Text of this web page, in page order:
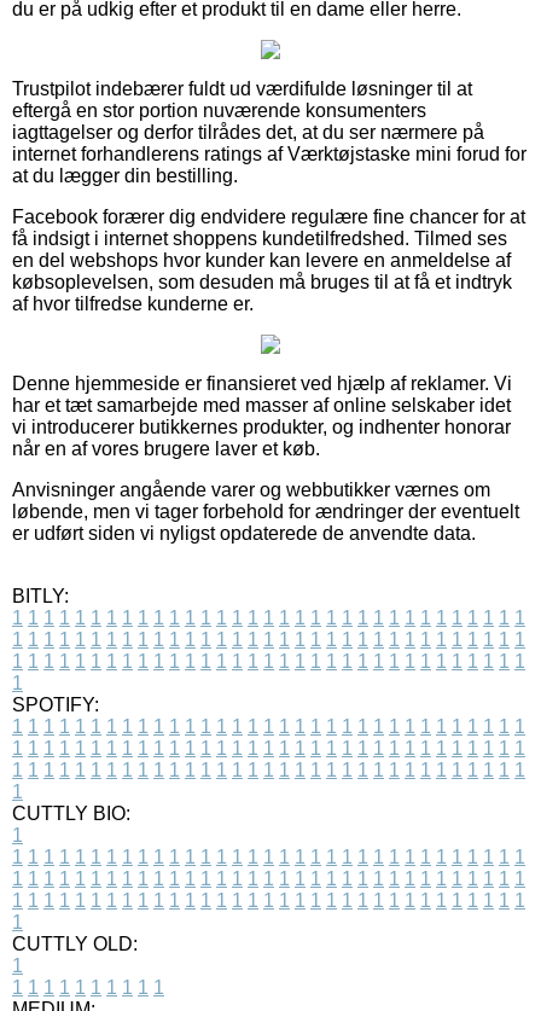
du er på udkig efter et produkt til en dame eller herre.
Trustpilot indebærer fuldt ud værdifulde løsninger til at
eftergå en stor portion nuværende konsumenters
iagttagelser og derfor tilrådes det, at du ser nærmere på
internet forhandlerens ratings af Værktøjstaske mini forud for
at du lægger din bestilling.
Facebook forærer dig endvidere regulære fine chancer for at
få indsigt i internet shoppens kundetilfredshed. Tilmed ses
en del webshops hvor kunder kan levere en anmeldelse af
købsoplevelsen, som desuden må bruges til at få et indtryk
af hvor tilfredse kunderne er.
Denne hjemmeside er finansieret ved hjælp af reklamer. Vi
har et tæt samarbejde med masser af online selskaber idet
vi introducerer butikkernes produkter, og indhenter honorar
når en af vores brugere laver et køb.
Anvisninger angående varer og webbutikker værnes om
løbende, men vi tager forbehold for ændringer der eventuelt
er udført siden vi nyligst opdaterede de anvendte data.
BITLY:
1 1 1 1 1 1 1 1 1 1 1 1 1 1 1 1 1 1 1 1 1 1 1 1 1 1 1 1 1 1 1 1 1
1 1 1 1 1 1 1 1 1 1 1 1 1 1 1 1 1 1 1 1 1 1 1 1 1 1 1 1 1 1 1 1 1
1 1 1 1 1 1 1 1 1 1 1 1 1 1 1 1 1 1 1 1 1 1 1 1 1 1 1 1 1 1 1 1 1
1
SPOTIFY:
1 1 1 1 1 1 1 1 1 1 1 1 1 1 1 1 1 1 1 1 1 1 1 1 1 1 1 1 1 1 1 1 1
1 1 1 1 1 1 1 1 1 1 1 1 1 1 1 1 1 1 1 1 1 1 1 1 1 1 1 1 1 1 1 1 1
1 1 1 1 1 1 1 1 1 1 1 1 1 1 1 1 1 1 1 1 1 1 1 1 1 1 1 1 1 1 1 1 1
1
CUTTLY BIO:
1
1 1 1 1 1 1 1 1 1 1 1 1 1 1 1 1 1 1 1 1 1 1 1 1 1 1 1 1 1 1 1 1 1
1 1 1 1 1 1 1 1 1 1 1 1 1 1 1 1 1 1 1 1 1 1 1 1 1 1 1 1 1 1 1 1 1
1 1 1 1 1 1 1 1 1 1 1 1 1 1 1 1 1 1 1 1 1 1 1 1 1 1 1 1 1 1 1 1 1
1
CUTTLY OLD:
1
1 1 1 1 1 1 1 1 1 1